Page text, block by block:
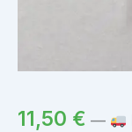
11,50 € —